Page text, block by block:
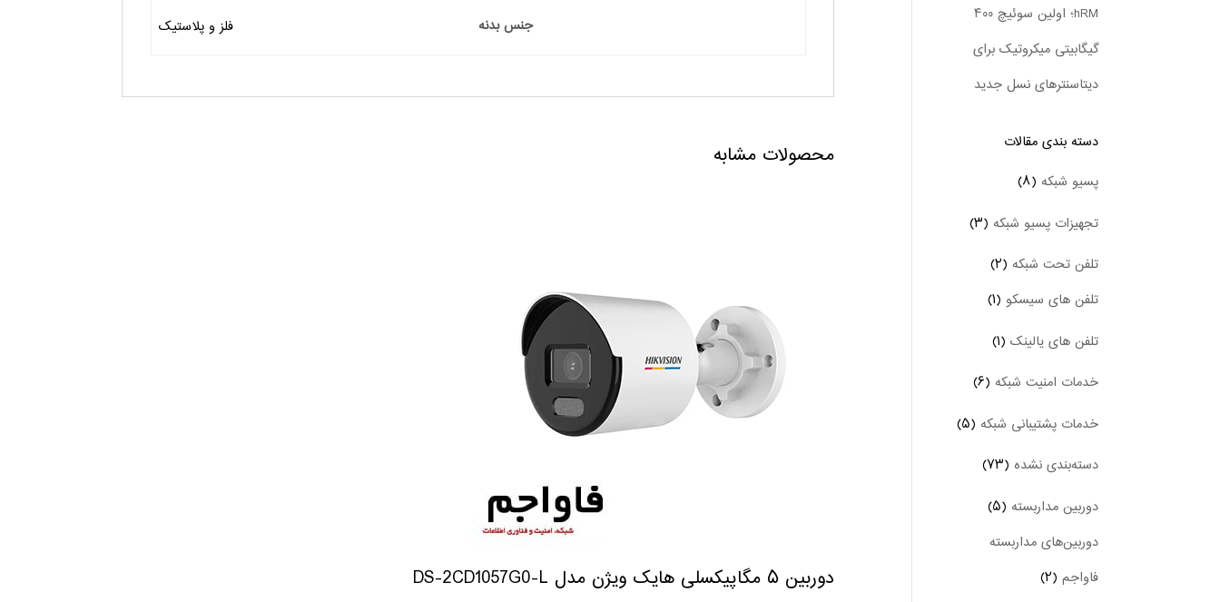
جنس بدنه فلز و پلاستیک
محصولات مشابه
دوربین ۵ مگاپیکسلی هایک ویژن مدل DS-2CD1057G0-L
hRM؛ اولین سوئیچ ۴۰۰
گیگابیتی میکروتیک برای
دیتاسنترهای نسل جدید
دسته بندی‌ مقالات
پسیو شبکه (۸)
تجهیزات پسیو شبکه (۳)
تلفن تحت شبکه (۲)
تلفن های سیسکو (۱)
تلفن های یالینک (۱)
خدمات امنیت شبکه (۶)
خدمات پشتیبانی شبکه (۵)
دسته‌بندی نشده (۷۳)
دوربین‌ مداربسته (۵)
دوربین‌های مداربسته
فاواجم (۲)